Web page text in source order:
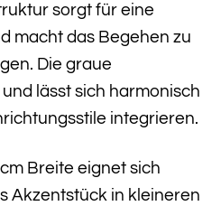
sorgt für eine
macht das Begehen zu
Die graue
lässt sich harmonisch
integrieren.
Breite eignet sich
Akzentstück in kleineren